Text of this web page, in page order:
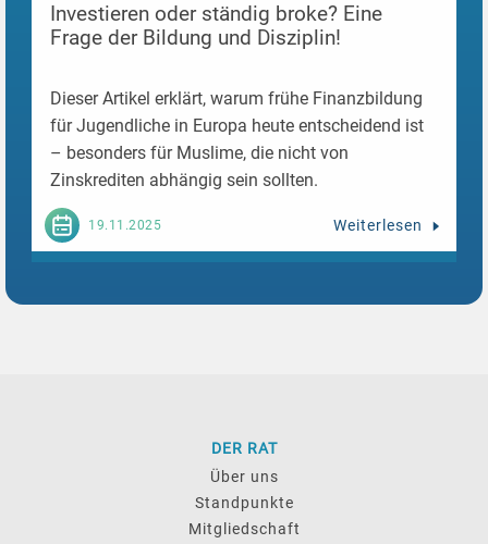
Investieren oder ständig broke? Eine
Frage der Bildung und Disziplin!
Dieser Artikel erklärt, warum frühe Finanzbildung
für Jugendliche in Europa heute entscheidend ist
– besonders für Muslime, die nicht von
Zinskrediten abhängig sein sollten.
19.11.2025 Weiterlesen
DER RAT
Über uns
Standpunkte
Mitgliedschaft